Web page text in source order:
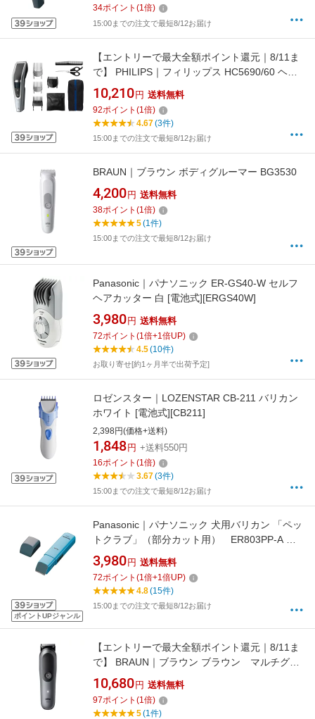
34ポイント (1倍)
15:00までの注文で最短8/12お届け
【エントリーで最大全額ポイント還元｜8/11ま
で】 PHILIPS｜フィリップス HC5690/60 ヘア
ーカッター 5000シリーズ シルバーブラック [交
流充電式]【rb_beauty_cpn】
10,210 円 送料無料
92ポイント (1倍)
4.67(3件)
15:00までの注文で最短8/12お届け
BRAUN｜ブラウン ボディグルーマー BG3530
4,200 円 送料無料
38ポイント (1倍)
5(1件)
15:00までの注文で最短8/12お届け
Panasonic｜パナソニック ER-GS40-W セルフ
ヘアカッター 白 [電池式][ERGS40W]
3,980 円 送料無料
72ポイント (1倍+1倍UP)
4.5(10件)
お取り寄せ[約1ヶ月半で出荷予定]
ロゼンスター｜LOZENSTAR CB-211 バリカン
ホワイト [電池式][CB211]
2,398円(価格+送料)
1,848 円 +送料550円
16ポイント (1倍)
3.67(3件)
15:00までの注文で最短8/12お届け
ポイントUPジャンル
Panasonic｜パナソニック 犬用バリカン 「ペッ
トクラブ」（部分カット用） ER803PP-A 青
[ER803PPA]【rb_pcp】【rb_beauty_cpn】
3,980 円 送料無料
72ポイント (1倍+1倍UP)
4.8(15件)
15:00までの注文で最短8/12お届け
【エントリーで最大全額ポイント還元｜8/11ま
で】 BRAUN｜ブラウン ブラウン マルチグル
ーマー シリーズ5 MGK5560
10,680 円 送料無料
97ポイント (1倍)
5(1件)